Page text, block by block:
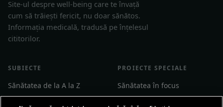
Site-ul despre well-being care te învață
cum să trăiești fericit, nu doar sănătos.
Informația medicală, tradusă pe înțelesul
cititorilor.
SUBIECTE
Sănătatea de la A la Z
PROIECTE SPECIALE
Sănătatea în focus